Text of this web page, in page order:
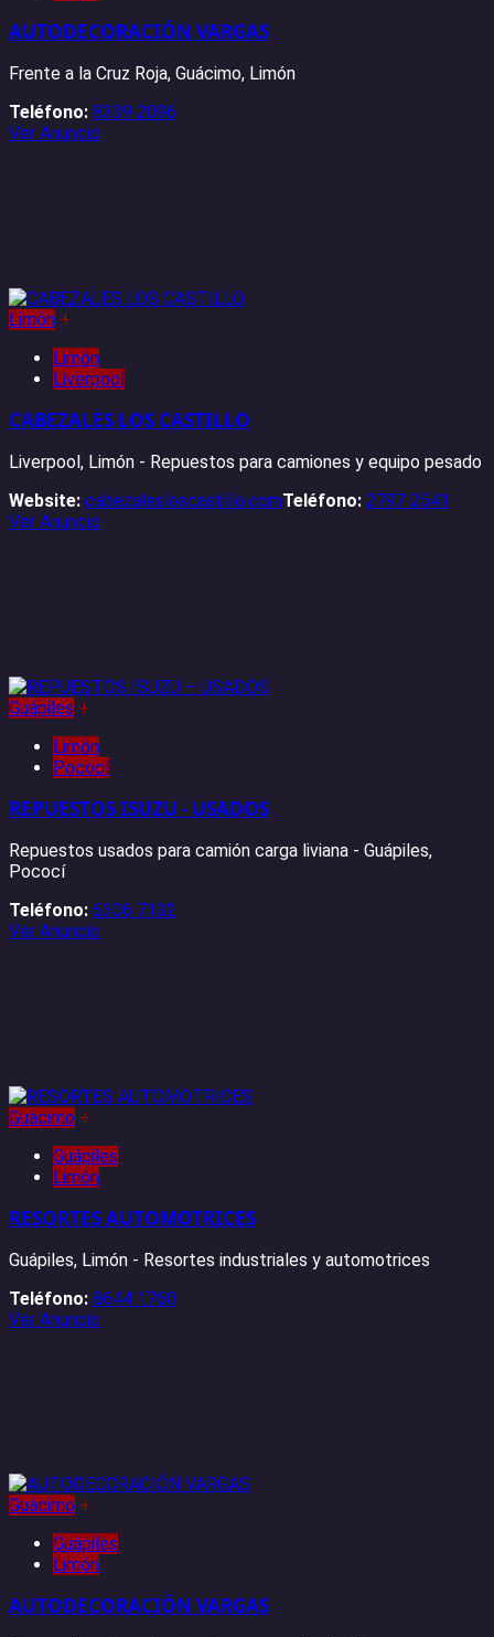
AUTODECORACIÓN VARGAS
Frente a la Cruz Roja, Guácimo, Limón
Teléfono: 8339 2096
Ver Anuncio
Limón +
Limón
Liverpool
CABEZALES LOS CASTILLO
Liverpool, Limón - Repuestos para camiones y equipo pesado
Website: cabezalesloscastillo.comTeléfono: 2797 2541
Ver Anuncio
Guápiles +
Limón
Pococí
REPUESTOS ISUZU - USADOS
Repuestos usados para camión carga liviana - Guápiles,
Pococí
Teléfono: 6306 7132
Ver Anuncio
Guácimo +
Guápiles
Limón
RESORTES AUTOMOTRICES
Guápiles, Limón - Resortes industriales y automotrices
Teléfono: 8644 1760
Ver Anuncio
Guácimo +
Guápiles
Limón
AUTODECORACIÓN VARGAS